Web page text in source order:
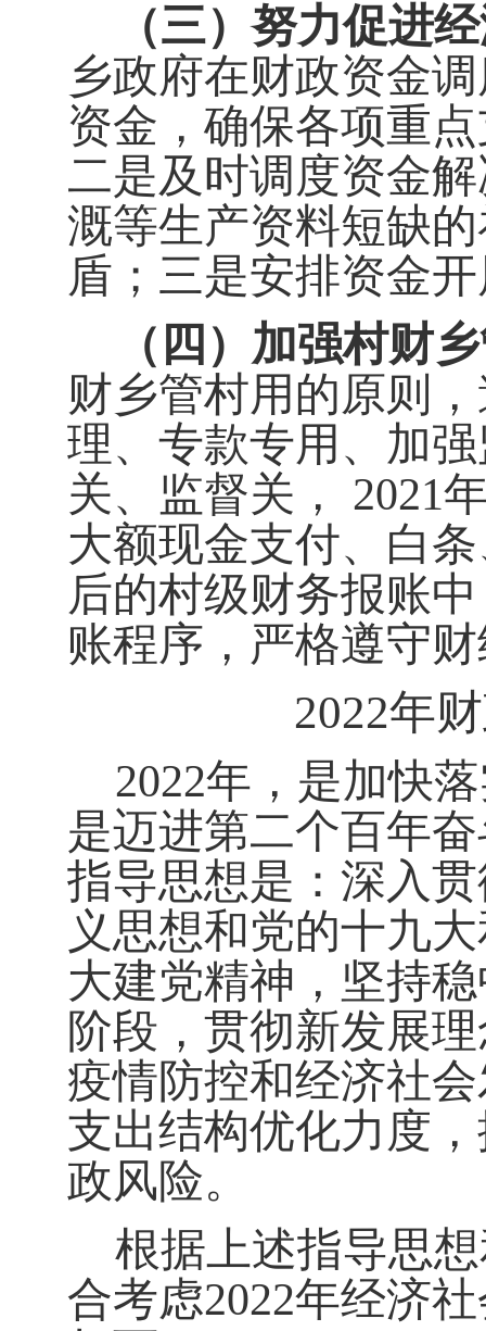
（三）努力促进
乡政府在财政资金
资金，确保各项重
二是及时调度资金
溉等生产资料短缺
盾 ； 三是安排资金
（ 四 ） 加强村财
财乡管村用的原则
理、专款专用、加
关、监督关，
2021
大额现金支付、白
后的村级财务报账
账程序，严格遵守
2022年
2022年，是加快
是迈进第二个百年
指导思想是：深入
义思想和党的十九
大建党精神，坚持
阶段，贯彻新发展
疫情防控和经济社
支出结构优化力度
政风险。
根据上述指导思
合考虑2022年经济